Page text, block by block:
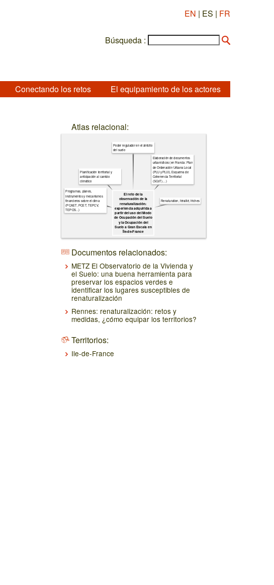
EN | ES | FR
Búsqueda :
Conectando los retos El equipamiento de los actores
Atlas relacional:
El reto de la
observación de la
renaturalización:
experiencia adquirida a
partir del uso del Modo
de Ocupación del Suelo
y la Ocupación del
Suelo a Gran Escala en
Île-de-France
Renaturation, féralité, friches
Elaboración de documentos
urbanísticos (en Francia: Plan
de Ordenación Urbana Local
(PLU y PLUi), Esquema de
Coherencia Territorial
(SCoT)....)
Poder regulador en el ámbito
del suelo
Planificación territorial y
anticipación al cambio
climático
Programas, planes,
instrumentos y mecanismos
financieros sobre el clima
(PCAET, PCET, TEPCV,
TEPOS...)
Documentos relacionados:
METZ El Observatorio de la Vivienda y
el Suelo: una buena herramienta para
preservar los espacios verdes e
identificar los lugares susceptibles de
renaturalización
Rennes: renaturalización: retos y
medidas, ¿cómo equipar los territorios?
Territorios:
Ile-de-France